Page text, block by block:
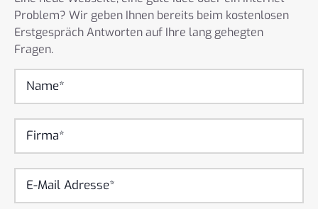
Problem? Wir geben Ihnen bereits beim kostenlosen
Erstgespräch Antworten auf Ihre lang gehegten
Fragen.